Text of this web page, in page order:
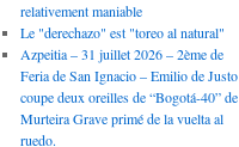
relativement maniable
Le "derechazo" est "toreo al natural"
Azpeitia – 31 juillet 2026 – 2ème de
Feria de San Ignacio – Emilio de Justo
coupe deux oreilles de “Bogotá-40” de
Murteira Grave primé de la vuelta al
ruedo.